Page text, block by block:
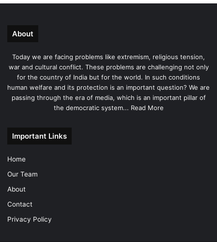
About
Today we are facing problems like extremism, religious tension,
war and cultural conflict. These problems are challenging not only
for the country of India but for the world. In such conditions
human welfare and its protection is an important question? We are
passing through the era of media, which is an important pillar of
the democratic system... Read More
Important Links
Home
Our Team
About
Contact
Privacy Policy